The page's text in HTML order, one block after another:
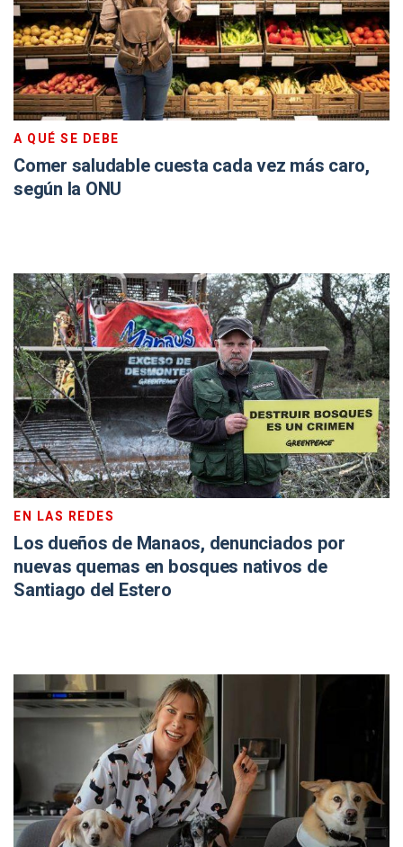
A QUÉ SE DEBE
Comer saludable cuesta cada vez más caro,
según la ONU
EN LAS REDES
Los dueños de Manaos, denunciados por
nuevas quemas en bosques nativos de
Santiago del Estero